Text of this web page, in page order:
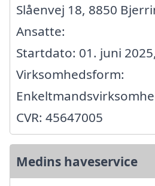
Slåenvej 18, 8850
Ansatte:
Startdato: 01. juni 2025,
Virksomhedsform:
CVR: 45647005
Medins haveservice